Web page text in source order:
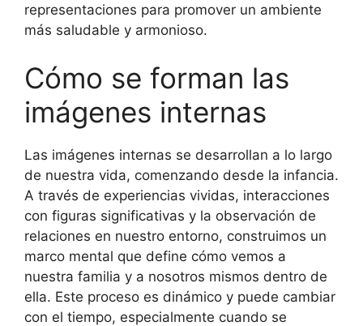
representaciones para promover un ambiente
más saludable y armonioso.
Cómo se forman las
imágenes internas
Las imágenes internas se desarrollan a lo largo
de nuestra vida, comenzando desde la infancia.
A través de experiencias vividas, interacciones
con figuras significativas y la observación de
relaciones en nuestro entorno, construimos un
marco mental que define cómo vemos a
nuestra familia y a nosotros mismos dentro de
ella. Este proceso es dinámico y puede cambiar
con el tiempo, especialmente cuando se